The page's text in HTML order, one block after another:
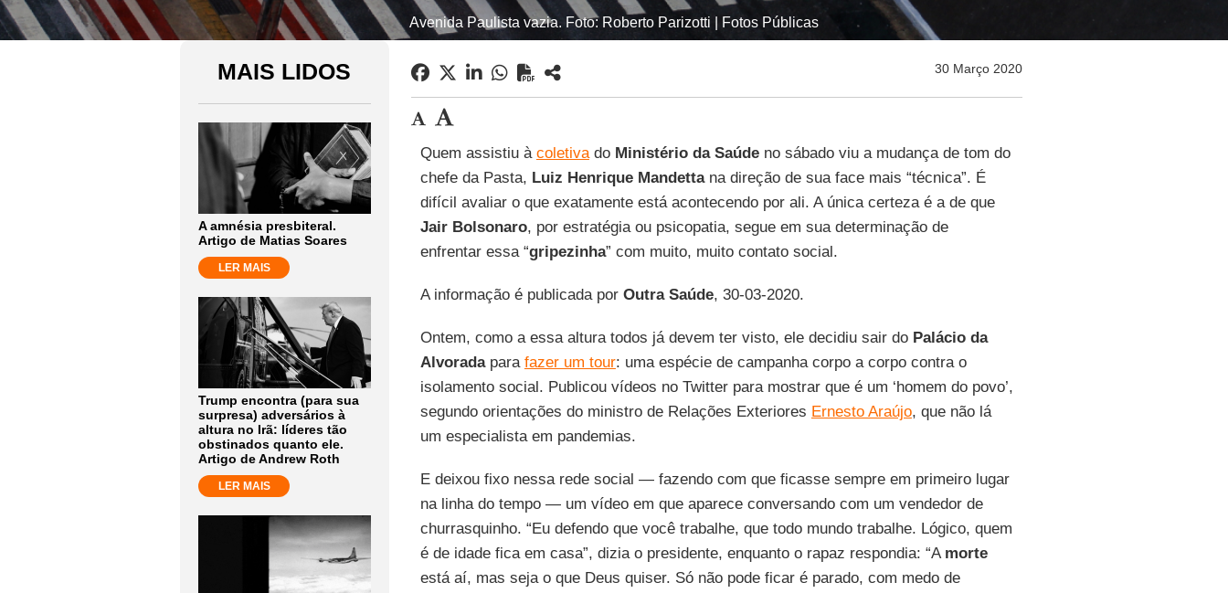
Avenida Paulista vazia. Foto: Roberto Parizotti | Fotos Públicas
MAIS LIDOS
A amnésia presbiteral.
Artigo de Matias Soares
LER MAIS
Trump encontra (para sua
surpresa) adversários à
altura no Irã: líderes tão
obstinados quanto ele.
Artigo de Andrew Roth
LER MAIS
30 Março 2020
Quem assistiu à coletivado Ministério da Saúdeno sábado viu a mudança de tom do
chefe da Pasta, Luiz Henrique Mandettana direção de sua face mais “técnica”. É
difícil avaliar o que exatamente está acontecendo por ali. A única certeza é a de que
Jair Bolsonaro, por estratégia ou psicopatia, segue em sua determinação de
enfrentar essa “gripezinha” com muito, muito contato social.
A informação é publicada por Outra Saúde, 30-03-2020.
Ontem, como a essa altura todos já devem ter visto, ele decidiu sair do Palácio da
Alvoradapara fazer um tour: uma espécie de campanha corpo a corpo contra o
isolamento social. Publicou vídeos no Twitter para mostrar que é um ‘homem do povo’,
segundo orientações do ministro de Relações Exteriores Ernesto Araújo, que não lá
um especialista em pandemias.
E deixou fixo nessa rede social — fazendo com que ficasse sempre em primeiro lugar
na linha do tempo — um vídeo em que aparece conversando com um vendedor de
churrasquinho. “Eu defendo que você trabalhe, que todo mundo trabalhe. Lógico, quem
é de idade fica em casa”, dizia o presidente, enquanto o rapaz respondia: “A morte
está aí, mas seja o que Deus quiser. Só não pode ficar é parado, com medo de